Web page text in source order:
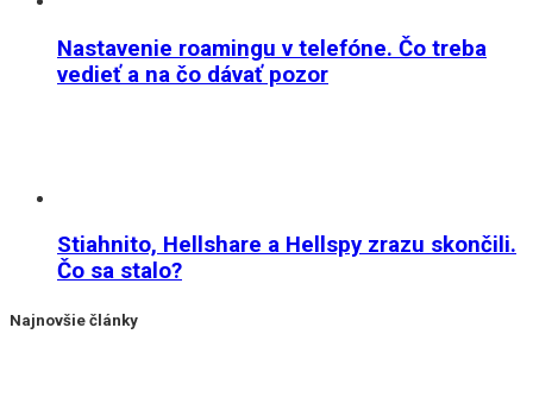
Nastavenie roamingu v telefóne. Čo treba
vedieť a na čo dávať pozor
Stiahnito, Hellshare a Hellspy zrazu skončili.
Čo sa stalo?
Najnovšie články